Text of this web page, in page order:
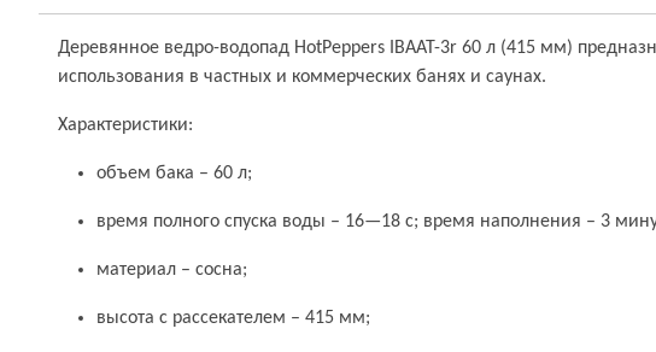
Деревянное ведро-водопад HotPeppers ІВААТ-3r 60 л (415 мм)
использования в частных и коммерческих банях и саунах.
Характеристики:
объем бака – 60 л;
время полного спуска воды – 16—18 с; время наполнения – 3
материал – сосна;
высота с рассекателем – 415 мм;